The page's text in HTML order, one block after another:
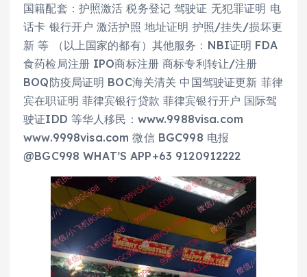
国籍配套：护照激活 税务登记 驾驶证 无犯罪证明 电
话卡 银行开户 激活护照 地址证明 护照/挂失/损坏更
新 等 （以上国家的都有）其他服务：NBI证明 FDA
食药检局注册 IPO商标注册 商标专利转让/注册
BOQ防疫局证明 BOC海关清关 中国驾驶证更新 菲律
宾在职证明 菲律宾银行贷款 菲律宾银行开户 国际驾
驶证IDD 等华人移民：www.9988visa.com
www.9998visa.com 微信 BGC998 电报
@BGC998 WHAT’S APP+63 9120912222